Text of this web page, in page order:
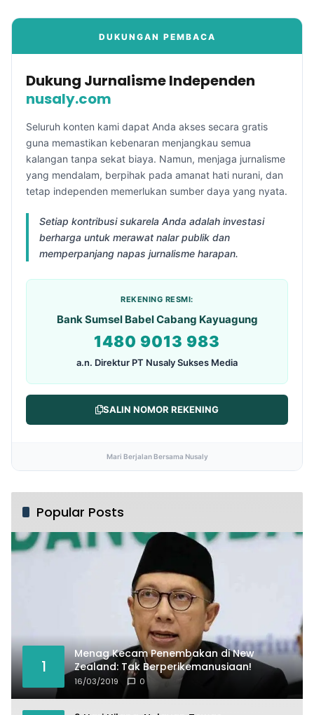
DUKUNGAN PEMBACA
Dukung Jurnalisme Independen
nusaly.com
Seluruh konten kami dapat Anda akses secara gratis
guna memastikan kebenaran menjangkau semua
kalangan tanpa sekat biaya. Namun, menjaga jurnalisme
yang mendalam, berpihak pada amanat hati nurani, dan
tetap independen memerlukan sumber daya yang nyata.
Setiap kontribusi sukarela Anda adalah investasi
berharga untuk merawat nalar publik dan
memperpanjang napas jurnalisme harapan.
REKENING RESMI:
Bank Sumsel Babel Cabang Kayuagung
1480 9013 983
a.n. Direktur PT Nusaly Sukses Media
SALIN NOMOR REKENING
Mari Berjalan Bersama Nusaly
Popular Posts
1
Menag Kecam Penembakan di New
Zealand: Tak Berperikemanusiaan!
16/03/2019 0